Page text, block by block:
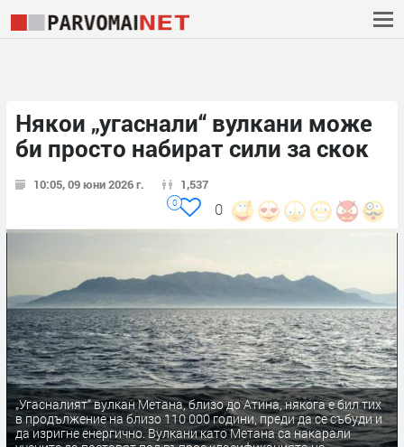
Някои „угаснали“ вулкани може
би просто набират сили за скок
10:05, 09 юни 2026 г. 1,537
0
0
„Угасналият“ вулкан Метана, близо до Атина, някога е бил тих
в продължение на близо 110 000 години, преди да се събуди и
да изригне енергично. Вулкани като Метана са накарали